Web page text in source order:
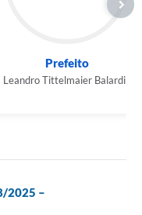
2025 –